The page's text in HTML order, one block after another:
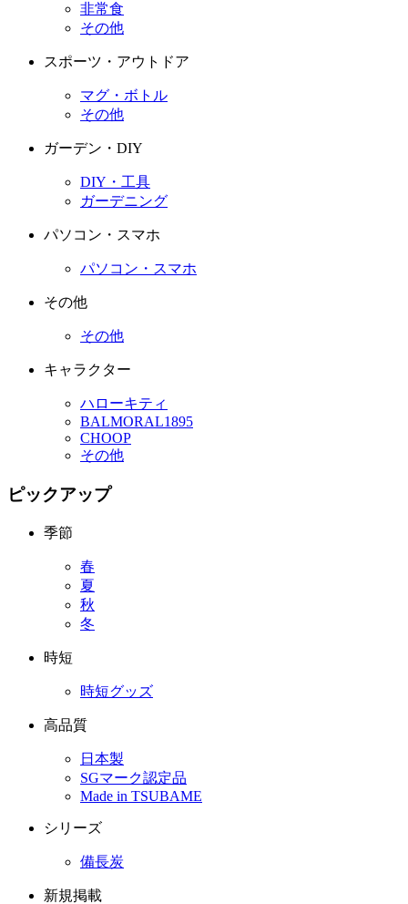
非常食
その他
スポーツ・アウトドア
マグ・ボトル
その他
ガーデン・DIY
DIY・工具
ガーデニング
パソコン・スマホ
パソコン・スマホ
その他
その他
キャラクター
ハローキティ
BALMORAL1895
CHOOP
その他
ピックアップ
季節
春
夏
秋
冬
時短
時短グッズ
高品質
日本製
SGマーク認定品
Made in TSUBAME
シリーズ
備長炭
新規掲載